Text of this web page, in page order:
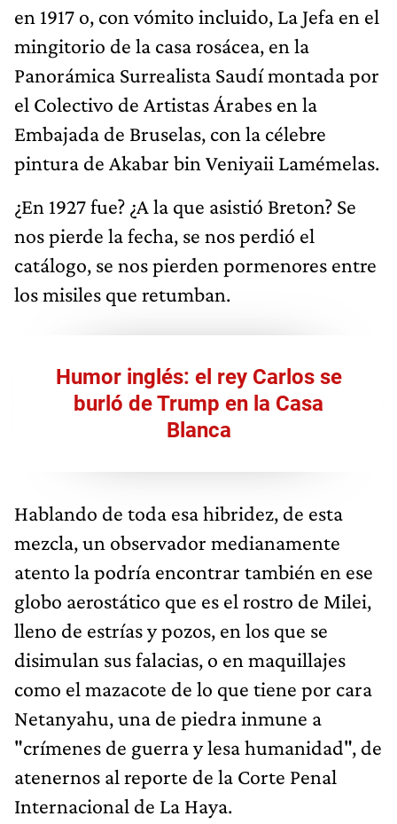
en 1917 o, con vómito incluido, La Jefa en el
mingitorio de la casa rosácea, en la
Panorámica Surrealista Saudí montada por
el Colectivo de Artistas Árabes en la
Embajada de Bruselas, con la célebre
pintura de Akabar bin Veniyaii Lamémelas.
¿En 1927 fue? ¿A la que asistió Breton? Se
nos pierde la fecha, se nos perdió el
catálogo, se nos pierden pormenores entre
los misiles que retumban.
Humor inglés: el rey Carlos se
burló de Trump en la Casa
Blanca
Hablando de toda esa hibridez, de esta
mezcla, un observador medianamente
atento la podría encontrar también en ese
globo aerostático que es el rostro de Milei,
lleno de estrías y pozos, en los que se
disimulan sus falacias, o en maquillajes
como el mazacote de lo que tiene por cara
Netanyahu, una de piedra inmune a
"crímenes de guerra y lesa humanidad", de
atenernos al reporte de la Corte Penal
Internacional de La Haya.